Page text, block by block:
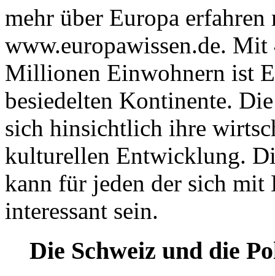
mehr über Europa
www.europawissen.de.
Millionen Einwohnern ist
besiedelten Kontinente.
sich hinsichtlich ihre
kulturellen Entwicklung.
kann für jeden der sich mit
interessant sein.
Die Schweiz und die